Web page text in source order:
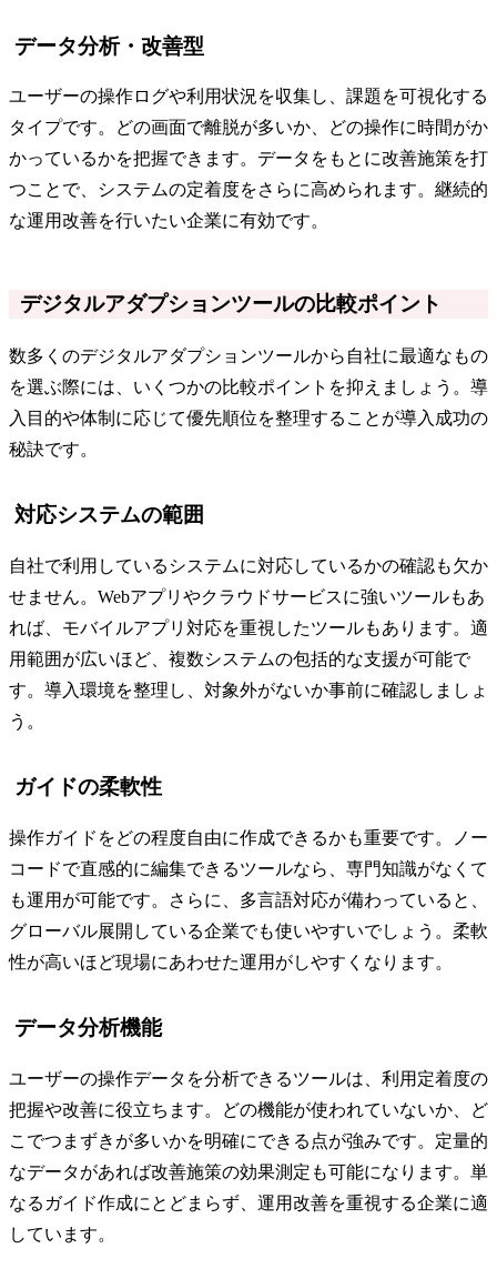
データ分析・改善型
ユーザーの操作ログや利用状況を収集し、課題を可視化する
タイプです。どの画面で離脱が多いか、どの操作に時間がか
かっているかを把握できます。データをもとに改善施策を打
つことで、システムの定着度をさらに高められます。継続的
な運用改善を行いたい企業に有効です。
デジタルアダプションツールの比較ポイント
数多くのデジタルアダプションツールから自社に最適なもの
を選ぶ際には、いくつかの比較ポイントを抑えましょう。導
入目的や体制に応じて優先順位を整理することが導入成功の
秘訣です。
対応システムの範囲
自社で利用しているシステムに対応しているかの確認も欠か
せません。Webアプリやクラウドサービスに強いツールもあ
れば、モバイルアプリ対応を重視したツールもあります。適
用範囲が広いほど、複数システムの包括的な支援が可能で
す。導入環境を整理し、対象外がないか事前に確認しましょ
う。
ガイドの柔軟性
操作ガイドをどの程度自由に作成できるかも重要です。ノー
コードで直感的に編集できるツールなら、専門知識がなくて
も運用が可能です。さらに、多言語対応が備わっていると、
グローバル展開している企業でも使いやすいでしょう。柔軟
性が高いほど現場にあわせた運用がしやすくなります。
データ分析機能
ユーザーの操作データを分析できるツールは、利用定着度の
把握や改善に役立ちます。どの機能が使われていないか、ど
こでつまずきが多いかを明確にできる点が強みです。定量的
なデータがあれば改善施策の効果測定も可能になります。単
なるガイド作成にとどまらず、運用改善を重視する企業に適
しています。